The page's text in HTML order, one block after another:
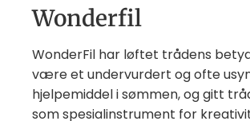
Wonderfil
WonderFil har løftet trådens
være et undervurdert og ofte
hjelpemiddel i sømmen, og gitt
som spesialinstrument for